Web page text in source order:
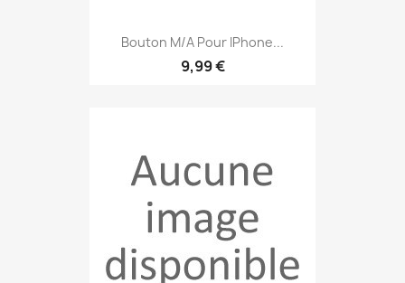
Bouton M/A Pour IPhone...
9,99 €